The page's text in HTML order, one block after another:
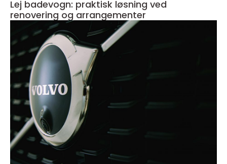
Lej badevogn: praktisk løsning ved
renovering og arrangementer